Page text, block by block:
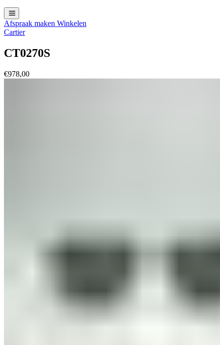
Afspraak maken Winkelen
Cartier
CT0270S
€978,00